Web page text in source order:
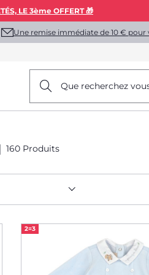
LE 3ème OFFERT 🎁
Une remise immédiate de 10 € pour
Que recherchez
160 Produits
2=3